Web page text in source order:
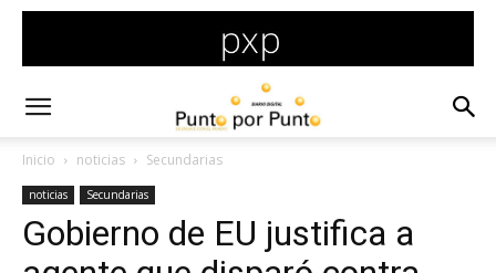
Inicio noticias Secundarias
noticias Secundarias
Gobierno de EU justifica a